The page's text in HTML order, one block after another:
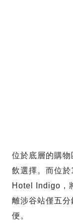
位於底層的購
飲選擇。而位
Hotel Indigo，
離涉谷站僅五
便。